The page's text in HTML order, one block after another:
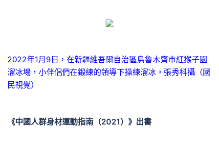
2022年1月9日，在新疆維吾爾自治區烏魯木齊市紅猴子園
溜冰場，小伴侶們在鍛練的領導下操練溜冰。張秀科攝（國
民視覺）
《中國人群身材運動指南（2021）》出書